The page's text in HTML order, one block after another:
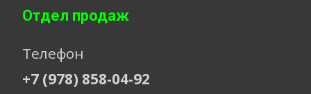
Отдел продаж
Телефон
+7 (978) 858-04-92